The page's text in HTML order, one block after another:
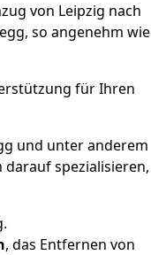
von Leipzig nach
so angenehm wie
für Ihren
und unter anderem
spezialisieren,
, das Entfernen von